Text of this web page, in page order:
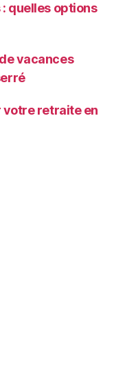
quelles options
vacances
votre retraite en